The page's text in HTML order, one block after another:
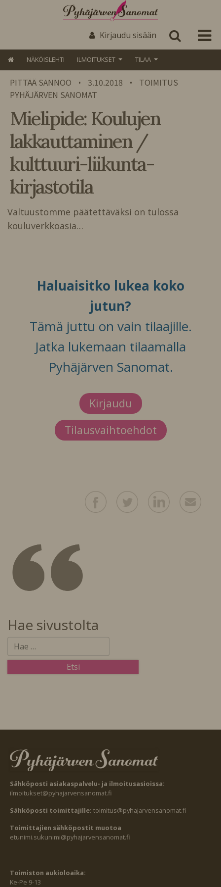
Kirjaudu sisään
NÄKÖISLEHTI ILMOITUKSET TILAA
PITTÄÄ SANNOO • 3.10.2018 •
TOIMITUS
PYHÄJÄRVEN SANOMAT
Mielipide: Koulujen
lakkauttaminen /
kulttuuri-liikunta-
kirjastotila
Valtuustomme päätettäväksi on tulossa
kouluverkkoasia…
Haluaisitko lukea koko
jutun?
Tämä juttu on vain tilaajille.
Jatka lukemaan tilaamalla
Pyhäjärven Sanomat.
Kirjaudu
Tilausvaihtoehdot
Hae sivustolta
Sähköposti asiakaspalvelu- ja ilmoitusasioissa:
ilmoitukset@pyhajarvensanomat.fi
Sähköposti toimittajille: toimitus@pyhajarvensanomat.fi
Toimittajien sähköpostit muotoa
etunimi.sukunimi@pyhajarvensanomat.fi
Toimiston aukioloaika:
Ke-Pe 9-13